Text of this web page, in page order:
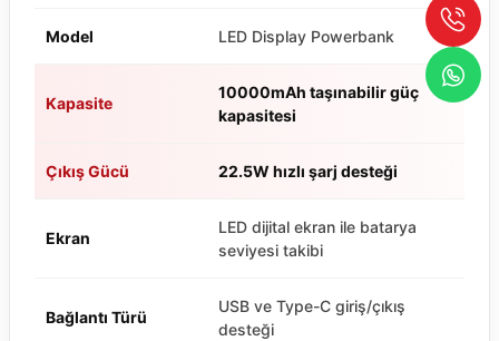
Model LED Display Powerbank
Kapasite
10000mAh taşınabilir güç
kapasitesi
Çıkış Gücü 22.5W hızlı şarj desteği
Ekran
LED dijital ekran ile batarya
seviyesi takibi
Bağlantı Türü
USB ve Type-C giriş/çıkış
desteği